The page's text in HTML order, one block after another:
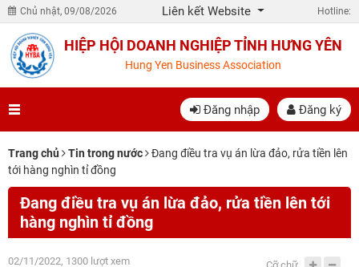
Chủ nhật, 09/08/2026 Liên kết Website Hotline:
HIỆP HỘI DOANH NGHIỆP TỈNH HƯNG YÊN
Hung Yen Business Association
Đăng nhập Đăng ký
Trang chủ Tin trong nước
Đang điều tra vụ án lừa đảo, rửa tiền lên
tới hàng nghìn tỉ đồng
Đang điều tra vụ án lừa đảo, rửa tiền lên tới
hàng nghìn tỉ đồng
02/11/2022, 1300 lượt xem